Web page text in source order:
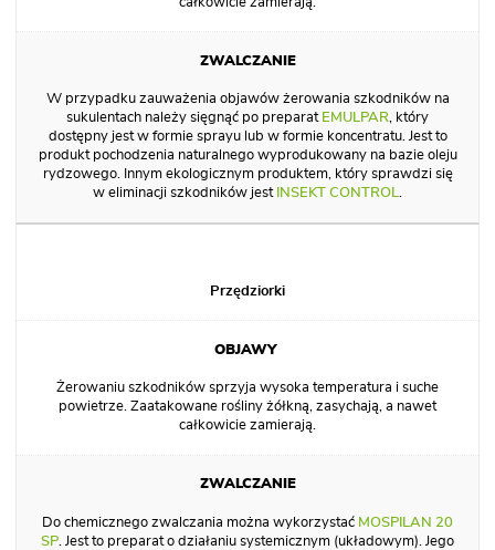
W przypadku zauważenia objawów żerowania szkodników na
sukulentach należy sięgnąć po preparat EMULPAR, który
dostępny jest w formie sprayu lub w formie koncentratu. Jest to
produkt pochodzenia naturalnego wyprodukowany na bazie oleju
rydzowego. Innym ekologicznym produktem, który sprawdzi się
w eliminacji szkodników jest INSEKT CONTROL.
Przędziorki
Żerowaniu szkodników sprzyja wysoka temperatura i suche
powietrze. Zaatakowane rośliny żółkną, zasychają, a nawet
całkowicie zamierają.
Do chemicznego zwalczania można wykorzystać MOSPILAN 20
SP. Jest to preparat o działaniu systemicznym (układowym). Jego